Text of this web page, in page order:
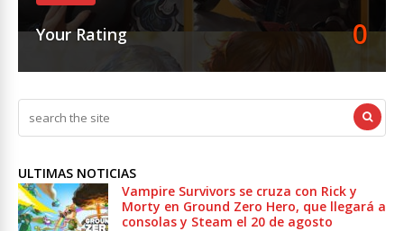
Your Rating 0
ULTIMAS NOTICIAS
Vampire Survivors se cruza con Rick y
Morty en Ground Zero Hero, que llegará a
consolas y Steam el 20 de agosto